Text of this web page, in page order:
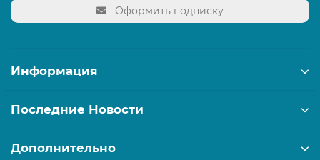
Оформить подписку
Информация
Последние Новости
Дополнительно